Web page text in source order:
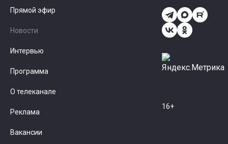
Прямой эфир
Новости
Интервью
Программа
О телеканале
Реклама
Вакансии
16+